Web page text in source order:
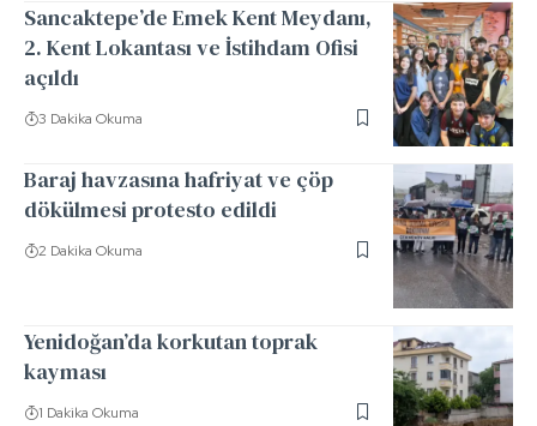
Sancaktepe’de Emek Kent Meydanı,
2. Kent Lokantası ve İstihdam Ofisi
açıldı
3 Dakika Okuma
Baraj havzasına hafriyat ve çöp
dökülmesi protesto edildi
2 Dakika Okuma
Yenidoğan’da korkutan toprak
kayması
1 Dakika Okuma